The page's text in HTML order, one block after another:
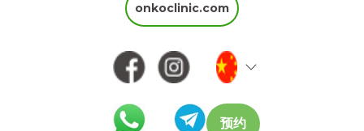
onkoclinic.com
预约